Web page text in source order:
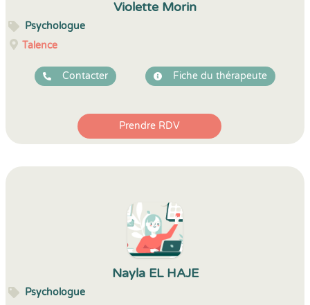
Violette Morin
Psychologue
Talence
Contacter Fiche du thérapeute
Prendre RDV
Nayla EL HAJE
Psychologue